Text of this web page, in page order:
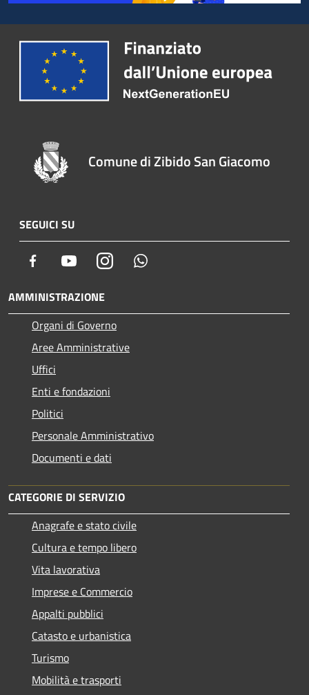
Comune di Zibido San Giacomo
SEGUICI SU
Facebook YoutubeInstagram
AMMINISTRAZIONE
Organi di Governo
Aree Amministrative
Uffici
Enti e fondazioni
Politici
Personale Amministrativo
Documenti e dati
CATEGORIE DI SERVIZIO
Anagrafe e stato civile
Cultura e tempo libero
Vita lavorativa
Imprese e Commercio
Appalti pubblici
Catasto e urbanistica
Turismo
Mobilità e trasporti